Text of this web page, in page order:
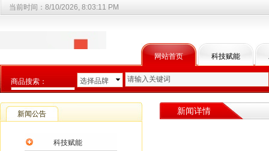
网站首页 科技赋能
当前时间： 8/10/2026, 8:03:11 PM
商品搜索：
选择商品分类
选择品牌
新闻公告
科技赋能
新闻详情